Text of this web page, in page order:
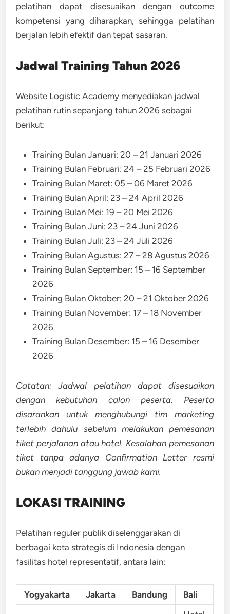
pelatihan dapat disesuaikan dengan outcome
kompetensi yang diharapkan, sehingga pelatihan
berjalan lebih efektif dan tepat sasaran.
Jadwal Training Tahun 2026
Website Logistic Academy menyediakan jadwal
pelatihan rutin sepanjang tahun 2026 sebagai
berikut:
Training Bulan Januari: 20 – 21 Januari 2026
Training Bulan Februari: 24 – 25 Februari 2026
Training Bulan Maret: 05 – 06 Maret 2026
Training Bulan April: 23 – 24 April 2026
Training Bulan Mei: 19 – 20 Mei 2026
Training Bulan Juni: 23 – 24 Juni 2026
Training Bulan Juli: 23 – 24 Juli 2026
Training Bulan Agustus: 27 – 28 Agustus 2026
Training Bulan September: 15 – 16 September
2026
Training Bulan Oktober: 20 – 21 Oktober 2026
Training Bulan November: 17 – 18 November
2026
Training Bulan Desember: 15 – 16 Desember
2026
Catatan: Jadwal pelatihan dapat disesuaikan
dengan kebutuhan calon peserta. Peserta
disarankan untuk menghubungi tim marketing
terlebih dahulu sebelum melakukan pemesanan
tiket perjalanan atau hotel. Kesalahan pemesanan
tiket tanpa adanya Confirmation Letter resmi
bukan menjadi tanggung jawab kami.
LOKASI TRAINING
Pelatihan reguler publik diselenggarakan di
berbagai kota strategis di Indonesia dengan
fasilitas hotel representatif, antara lain:
Yogyakarta Jakarta Bandung Bali